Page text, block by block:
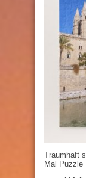
Traumhaft
Mal Puzzle